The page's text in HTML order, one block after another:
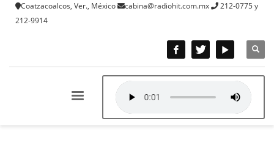
Coatzacoalcos, Ver., México cabina@radiohit.com.mx
212-0775 y
212-9914